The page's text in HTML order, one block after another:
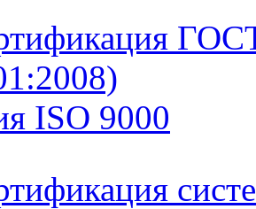
ISO 9000